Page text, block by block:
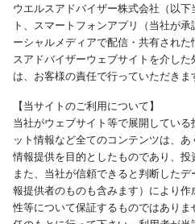
ウエルスアドバイザー株式会社（以
ト、スマートフォンアプリ（当社が
ーシャルメディアで配信・共有され
スアドバイザーウェブサイトを介し
は、お客様の責任で行っていただきま
【当サイトのご利用について】
当社がウェブサイト等で展開してい
ット情報など全てのコンテンツは、
情報提供を目的としたものであり、投
また、当社が信頼できると判断した
報提供者のものも含みます）により
性等について保証するものではあり